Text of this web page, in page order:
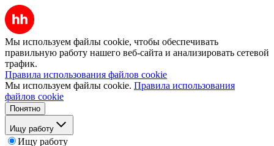
Мы используем файлы cookie, чтобы обеспечивать
правильную работу нашего веб-сайта и анализировать сетевой
трафик.
Правила использования файлов cookie
Мы используем файлы cookie. Правила использования
файлов cookie
Понятно
Ищу работу
Ищу работу